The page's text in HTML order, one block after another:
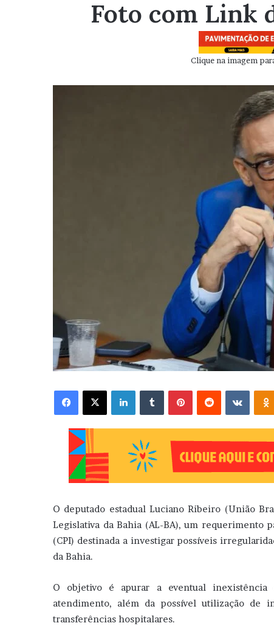
mail
Foto com Link
Clique na imagem
Facebook X Linkedin VK
O deputado estadual Luciano Ribeiro (União
Legislativa da Bahia (AL-BA), um requerimento
(CPI) destinada a investigar possíveis
da Bahia.
O objetivo é apurar a eventual
atendimento, além da possível utilização de
transferências hospitalares.